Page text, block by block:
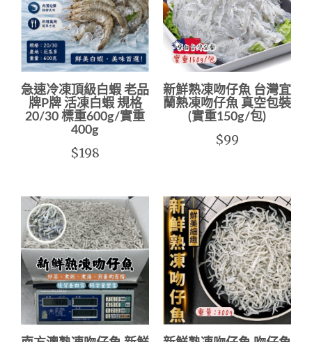
急速冷凍頂級白蝦 老品
牌P牌 活凍白蝦 規格
20/30 標重600g/實重
400g
$198
新鮮熟凍吻仔魚 台灣宜
蘭熟凍吻仔魚 真空包裝
(實重150g/包)
$99